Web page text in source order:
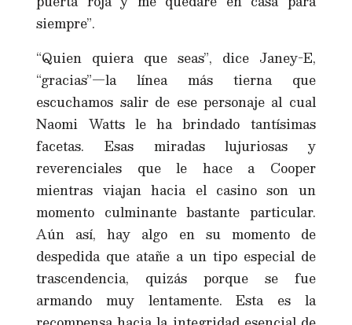
siempre”.
“Quien quiera que seas”, dice Janey-E,
“gracias”—la línea más tierna que
escuchamos salir de ese personaje al cual
Naomi Watts le ha brindado tantísimas
facetas. Esas miradas lujuriosas y
reverenciales que le hace a Cooper
mientras viajan hacia el casino son un
momento culminante bastante particular.
Aún así, hay algo en su momento de
despedida que atañe a un tipo especial de
trascendencia, quizás porque se fue
armando muy lentamente. Esta es la